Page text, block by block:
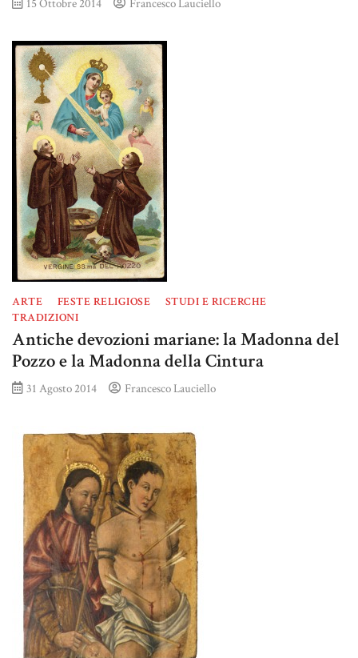
15 Ottobre 2014 Francesco Lauciello
ARTE FESTE RELIGIOSE
STUDI E RICERCHE
TRADIZIONI
Antiche devozioni mariane: la Madonna del
Pozzo e la Madonna della Cintura
31 Agosto 2014 Francesco Lauciello